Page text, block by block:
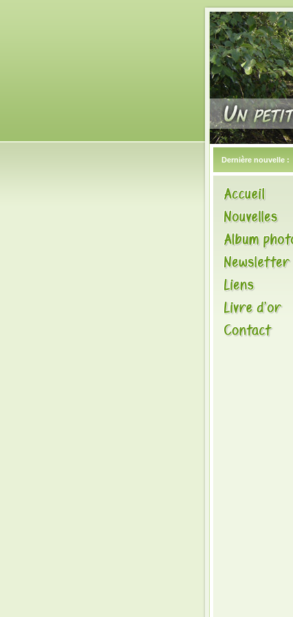
Dernière nouvelle :